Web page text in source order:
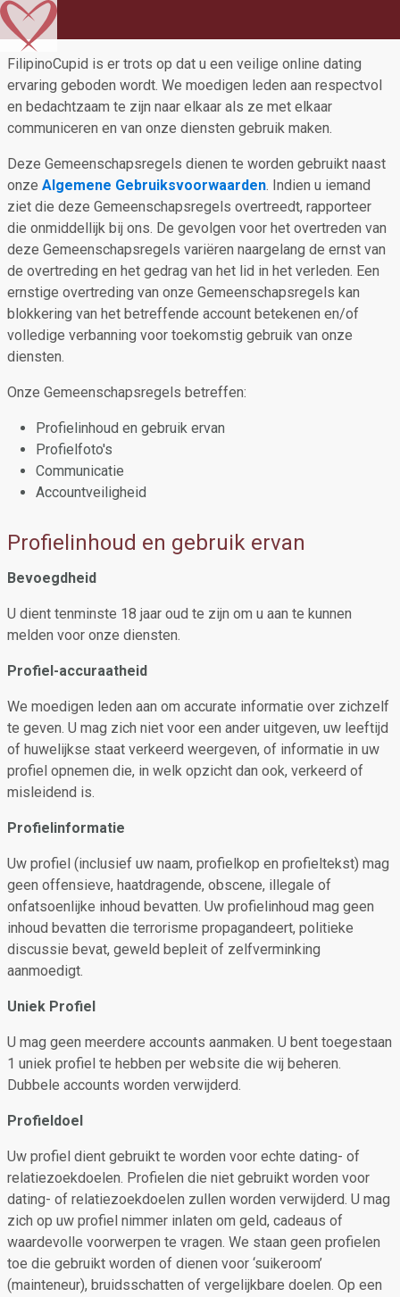
FilipinoCupid is er trots op dat u een veilige online dating
ervaring geboden wordt. We moedigen leden aan respectvol
en bedachtzaam te zijn naar elkaar als ze met elkaar
communiceren en van onze diensten gebruik maken.
Deze Gemeenschapsregels dienen te worden gebruikt naast
onze Algemene Gebruiksvoorwaarden. Indien u iemand
ziet die deze Gemeenschapsregels overtreedt, rapporteer
die onmiddellijk bij ons. De gevolgen voor het overtreden van
deze Gemeenschapsregels variëren naargelang de ernst van
de overtreding en het gedrag van het lid in het verleden. Een
ernstige overtreding van onze Gemeenschapsregels kan
blokkering van het betreffende account betekenen en/of
volledige verbanning voor toekomstig gebruik van onze
diensten.
Onze Gemeenschapsregels betreffen:
Profielinhoud en gebruik ervan
Profielfoto's
Communicatie
Accountveiligheid
Profielinhoud en gebruik ervan
Bevoegdheid
U dient tenminste 18 jaar oud te zijn om u aan te kunnen
melden voor onze diensten.
Profiel-accuraatheid
We moedigen leden aan om accurate informatie over zichzelf
te geven. U mag zich niet voor een ander uitgeven, uw leeftijd
of huwelijkse staat verkeerd weergeven, of informatie in uw
profiel opnemen die, in welk opzicht dan ook, verkeerd of
misleidend is.
Profielinformatie
Uw profiel (inclusief uw naam, profielkop en profieltekst) mag
geen offensieve, haatdragende, obscene, illegale of
onfatsoenlijke inhoud bevatten. Uw profielinhoud mag geen
inhoud bevatten die terrorisme propagandeert, politieke
discussie bevat, geweld bepleit of zelfverminking
aanmoedigt.
Uniek Profiel
U mag geen meerdere accounts aanmaken. U bent toegestaan
1 uniek profiel te hebben per website die wij beheren.
Dubbele accounts worden verwijderd.
Profieldoel
Uw profiel dient gebruikt te worden voor echte dating- of
relatiezoekdoelen. Profielen die niet gebruikt worden voor
dating- of relatiezoekdoelen zullen worden verwijderd. U mag
zich op uw profiel nimmer inlaten om geld, cadeaus of
waardevolle voorwerpen te vragen. We staan geen profielen
toe die gebruikt worden of dienen voor ‘suikeroom’
(mainteneur), bruidsschatten of vergelijkbare doelen. Op een